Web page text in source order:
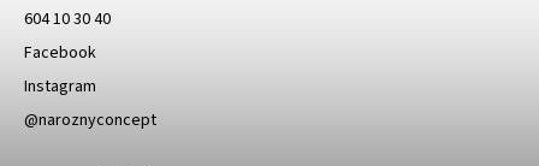
604 10 30 40
Facebook
Instagram
@naroznyconcept